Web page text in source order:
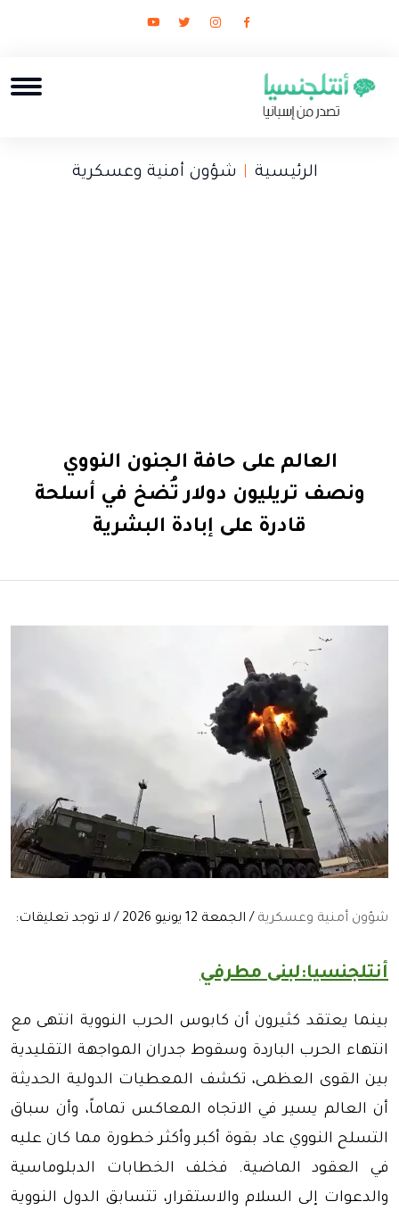
الرئيسية شؤون أمنية وعسكرية
العالم على حافة الجنون النووي
ونصف تريليون دولار تُضخ في أسلحة
قادرة على إبادة البشرية
شؤون أمنية وعسكرية / الجمعة 12 يونيو 2026 / لا توجد تعليقات:
أنتلجنسيا:لبنى مطرفي
بينما يعتقد كثيرون أن كابوس الحرب النووية انتهى مع
انتهاء الحرب الباردة وسقوط جدران المواجهة التقليدية
بين القوى العظمى، تكشف المعطيات الدولية الحديثة
أن العالم يسير في الاتجاه المعاكس تماماً، وأن سباق
التسلح النووي عاد بقوة أكبر وأكثر خطورة مما كان عليه
في العقود الماضية. فخلف الخطابات الدبلوماسية
والدعوات إلى السلام والاستقرار، تتسابق الدول النووية